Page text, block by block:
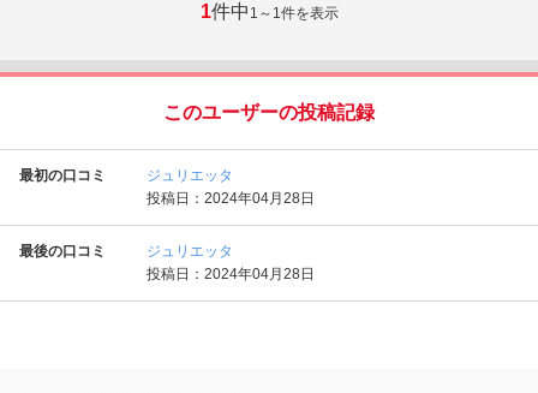
1件中 1～1件を表示
このユーザーの投稿記録
最初の口コミ
ジュリエッタ
投稿日：2024年04月28日
最後の口コミ
ジュリエッタ
投稿日：2024年04月28日